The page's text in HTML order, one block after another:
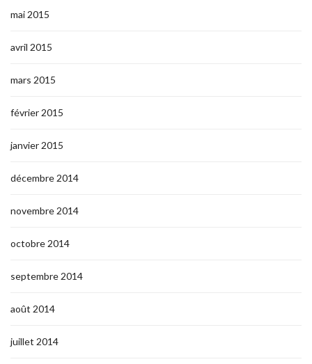
mai 2015
avril 2015
mars 2015
février 2015
janvier 2015
décembre 2014
novembre 2014
octobre 2014
septembre 2014
août 2014
juillet 2014